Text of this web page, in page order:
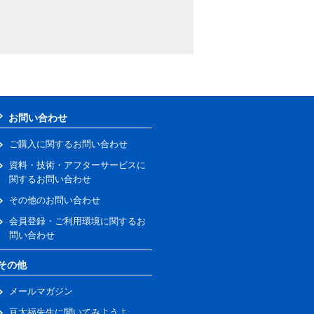
お問い合わせ
ご購入に関するお問い合わせ
資料・技術・アフターサービスに
関するお問い合わせ
その他のお問い合わせ
会員登録・ご利用環境に関するお
問い合わせ
の他
メールマガジン